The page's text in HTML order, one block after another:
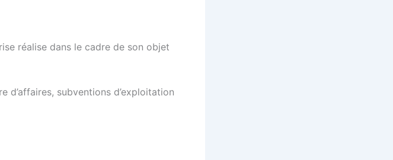
réalise dans le cadre de son objet
d’affaires, subventions d’exploitation